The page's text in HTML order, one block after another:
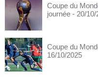
Coupe du
journée - 20/10/
Coupe du
16/10/2025